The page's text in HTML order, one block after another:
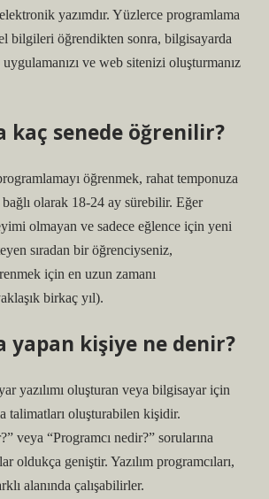
yazımdır. Yüzlerce programlama
bilgileri öğrendikten sonra, bilgisayarda
uygulamanızı ve web sitenizi oluşturmanız
kaç senede öğrenilir?
öğrenmek, rahat temponuza
olarak 18-24 ay sürebilir. Eğer
olmayan ve sadece eğlence için yeni
sıradan bir öğrenciyseniz,
için en uzun zamanı
birkaç yıl).
yapan kişiye ne denir?
yazılımı oluşturan veya bilgisayar için
talimatları oluşturabilen kişidir.
veya “Programcı nedir?” sorularına
oldukça geniştir. Yazılım programcıları,
alanında çalışabilirler.